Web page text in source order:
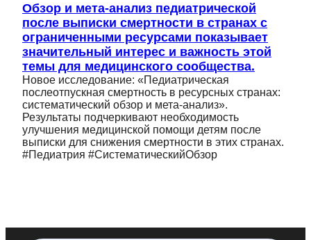
Обзор и мета-анализ педиатрической
после выписки смертности в странах с
ограниченными ресурсами показывает
значительный интерес и важность этой
темы для медицинского сообщества.
Новое исследование: «Педиатрическая
послеотпускная смертность в ресурсных странах:
систематический обзор и мета-анализ».
Результаты подчеркивают необходимость
улучшения медицинской помощи детям после
выписки для снижения смертности в этих странах.
#Педиатрия #СистематическийОбзор